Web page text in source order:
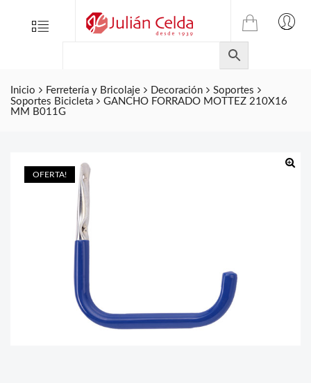
Menu
TIENDA
ONLINE
DE
JULIAN
CELDA
Inicio Ferretería y Bricolaje Decoración
Soportes
Soportes Bicicleta
GANCHO FORRADO MOTTEZ 210X16
MM B011G
OFERTA!
Folletos
Contacto